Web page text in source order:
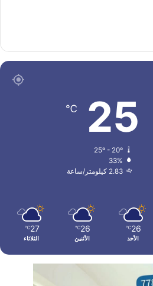
25
℃
25º - 20º
33%
2.83 كيلومتر/ساعة
26
℃
الأحد
26
℃
الأثنين
27
℃
الثلاثاء